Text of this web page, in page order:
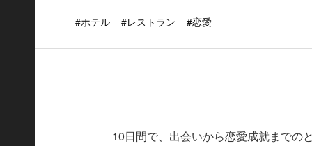
#ホテル #レストラン #恋愛
10日間で、出会いから恋愛成就までの